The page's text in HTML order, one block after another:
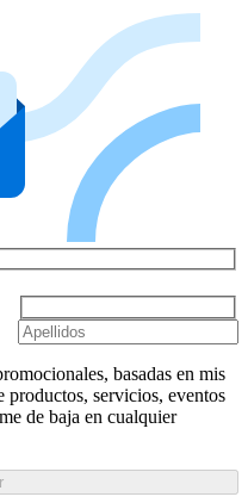
basadas en mis
productos, servicios, eventos
de baja en cualquier